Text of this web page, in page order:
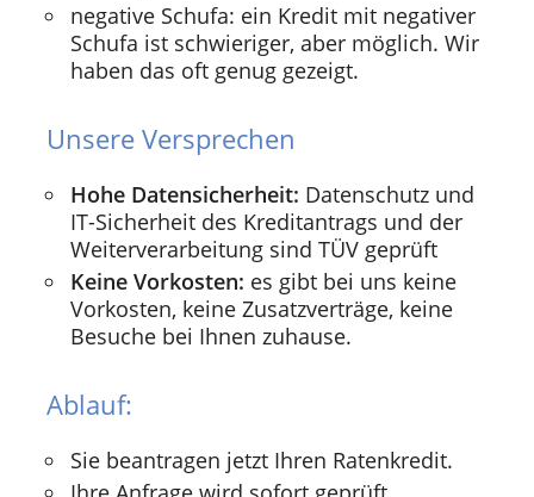
negative Schufa: ein Kredit mit negativer
Schufa ist schwieriger, aber möglich. Wir
haben das oft genug gezeigt.
Unsere Versprechen
Hohe Datensicherheit: Datenschutz und
IT-Sicherheit des Kreditantrags und der
Weiterverarbeitung sind TÜV geprüft
Keine Vorkosten: es gibt bei uns keine
Vorkosten, keine Zusatzverträge, keine
Besuche bei Ihnen zuhause.
Ablauf:
Sie beantragen jetzt Ihren Ratenkredit.